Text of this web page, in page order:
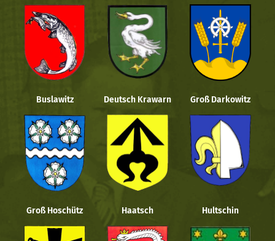
Buslawitz Deutsch Krawarn Groß Darkowitz
Groß Hoschütz Haatsch Hultschin